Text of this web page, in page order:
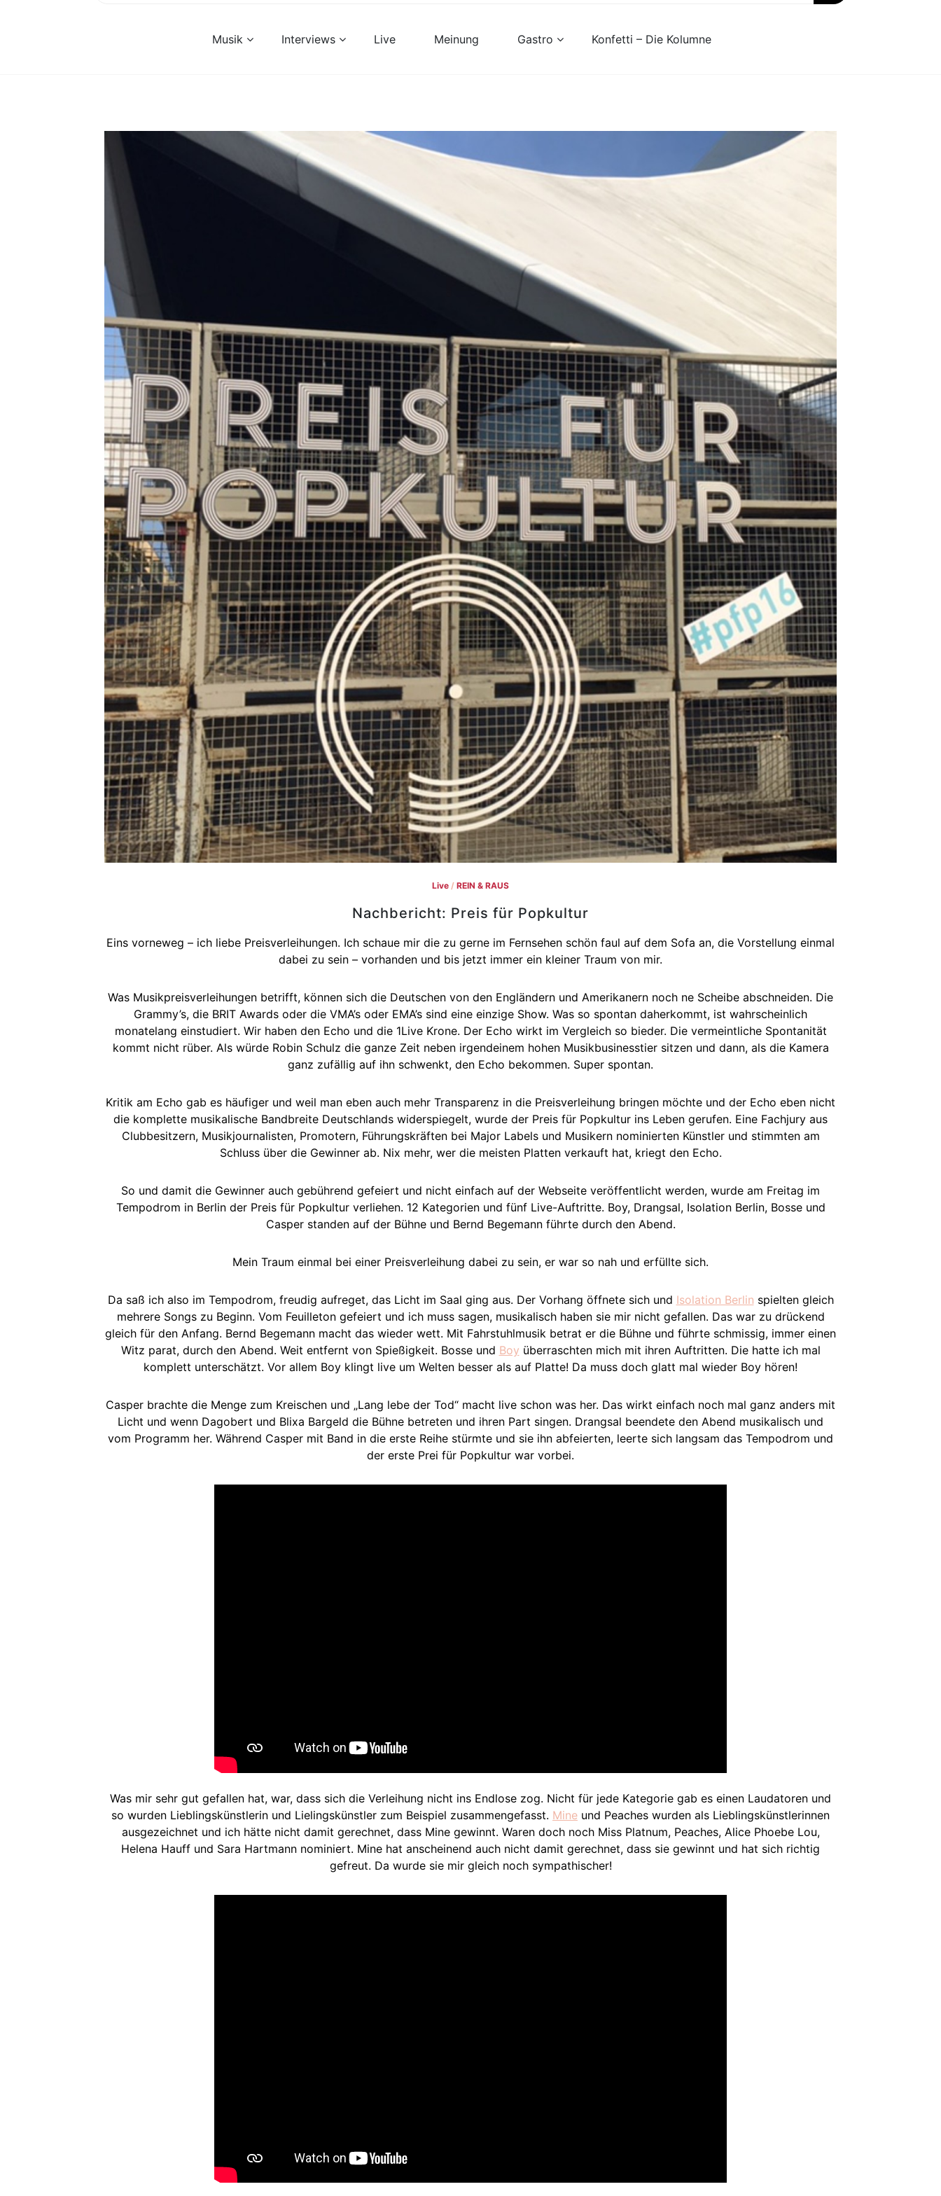
Musik Interviews Live Meinung Gastro Konfetti – Die Kolumne
Live / REIN & RAUS
Nachbericht: Preis für Popkultur
Eins vorneweg – ich liebe Preisverleihungen. Ich schaue mir die zu gerne im Fernsehen schön faul auf dem Sofa an, die Vorstellung einmal
dabei zu sein – vorhanden und bis jetzt immer ein kleiner Traum von mir.
Was Musikpreisverleihungen betrifft, können sich die Deutschen von den Engländern und Amerikanern noch ne Scheibe abschneiden. Die
Grammy’s, die BRIT Awards oder die VMA’s oder EMA’s sind eine einzige Show. Was so spontan daherkommt, ist wahrscheinlich
monatelang einstudiert. Wir haben den Echo und die 1Live Krone. Der Echo wirkt im Vergleich so bieder. Die vermeintliche Spontanität
kommt nicht rüber. Als würde Robin Schulz die ganze Zeit neben irgendeinem hohen Musikbusinesstier sitzen und dann, als die Kamera
ganz zufällig auf ihn schwenkt, den Echo bekommen. Super spontan.
Kritik am Echo gab es häufiger und weil man eben auch mehr Transparenz in die Preisverleihung bringen möchte und der Echo eben nicht
die komplette musikalische Bandbreite Deutschlands widerspiegelt, wurde der Preis für Popkultur ins Leben gerufen. Eine Fachjury aus
Clubbesitzern, Musikjournalisten, Promotern, Führungskräften bei Major Labels und Musikern nominierten Künstler und stimmten am
Schluss über die Gewinner ab. Nix mehr, wer die meisten Platten verkauft hat, kriegt den Echo.
So und damit die Gewinner auch gebührend gefeiert und nicht einfach auf der Webseite veröffentlicht werden, wurde am Freitag im
Tempodrom in Berlin der Preis für Popkultur verliehen. 12 Kategorien und fünf Live-Auftritte. Boy, Drangsal, Isolation Berlin, Bosse und
Casper standen auf der Bühne und Bernd Begemann führte durch den Abend.
Mein Traum einmal bei einer Preisverleihung dabei zu sein, er war so nah und erfüllte sich.
Da saß ich also im Tempodrom, freudig aufreget, das Licht im Saal ging aus. Der Vorhang öffnete sich und Isolation Berlin spielten gleich
mehrere Songs zu Beginn. Vom Feuilleton gefeiert und ich muss sagen, musikalisch haben sie mir nicht gefallen. Das war zu drückend
gleich für den Anfang. Bernd Begemann macht das wieder wett. Mit Fahrstuhlmusik betrat er die Bühne und führte schmissig, immer einen
Witz parat, durch den Abend. Weit entfernt von Spießigkeit. Bosse und Boy überraschten mich mit ihren Auftritten. Die hatte ich mal
komplett unterschätzt. Vor allem Boy klingt live um Welten besser als auf Platte! Da muss doch glatt mal wieder Boy hören!
Casper brachte die Menge zum Kreischen und „Lang lebe der Tod“ macht live schon was her. Das wirkt einfach noch mal ganz anders mit
Licht und wenn Dagobert und Blixa Bargeld die Bühne betreten und ihren Part singen. Drangsal beendete den Abend musikalisch und
vom Programm her. Während Casper mit Band in die erste Reihe stürmte und sie ihn abfeierten, leerte sich langsam das Tempodrom und
der erste Prei für Popkultur war vorbei.
Was mir sehr gut gefallen hat, war, dass sich die Verleihung nicht ins Endlose zog. Nicht für jede Kategorie gab es einen Laudatoren und
so wurden Lieblingskünstlerin und Lielingskünstler zum Beispiel zusammengefasst. Mine und Peaches wurden als Lieblingskünstlerinnen
ausgezeichnet und ich hätte nicht damit gerechnet, dass Mine gewinnt. Waren doch noch Miss Platnum, Peaches, Alice Phoebe Lou,
Helena Hauff und Sara Hartmann nominiert. Mine hat anscheinend auch nicht damit gerechnet, dass sie gewinnt und hat sich richtig
gefreut. Da wurde sie mir gleich noch sympathischer!